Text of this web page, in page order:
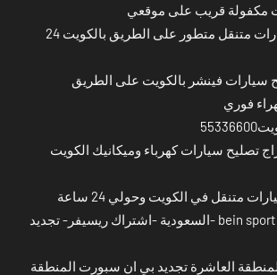
مكفولة قريب على موقعي
بنشر تصليح سيارات متنقل متطور على الطريق بالكويت 24
سيارات فينشر بالكويت على الطريق
فوري
تصليح سيارات كهرباء وميكانيك الكويت
متنقل في الكويت وحولي 24 ساعة
بي ان سبورت - bein sport -السعودية -اشتراك ريسيفر- تجديد
العاشرة تجديد بي ان سبورت المنطقة